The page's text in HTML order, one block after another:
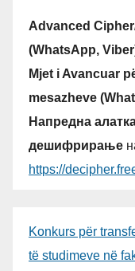
Advanced
(WhatsApp,
Mjet i Avancuar
mesazheve
Напредна
дешифрирање
https://
Konkurs për
të studimeve në